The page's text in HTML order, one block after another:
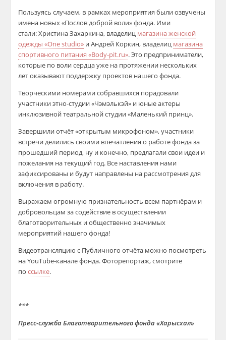
Пользуясь случаем, в рамках мероприятия были озвучены
имена новых «Послов доброй воли» фонда. Ими
стали: Христина Захаркина, владелиц магазина женской
одежды «One studio» и Андрей Коркин, владелиц магазина
спортивного питания «Body-pit.ru». Это предприниматели,
которые по воли сердца уже на протяжении нескольких
лет оказывают поддержку проектов нашего фонда.
Творческими номерами собравшихся порадовали
участники этно-студии «Чэмэлькэй» и юные актеры
инклюзивной театральной студии «Маленький принц».
Завершили отчёт «открытым микрофоном», участники
встречи делились своими впечатления о работе фонда за
прошедший период, ну и конечно, предлагали свои идеи и
пожелания на текущий год. Все наставления нами
зафиксированы и будут направлены на рассмотрения для
включения в работу.
Выражаем огромную признательность всем партнёрам и
добровольцам за содействие в осуществлении
благотворительных и общественно значимых
мероприятий нашего фонда!
Видеотрансляцию с Публичного отчёта можно посмотреть
на YouTube-канале фонда. Фоторепортаж, смотрите
поссылке.
***
Пресс-служба Благотворительного фонда «Харысхал»